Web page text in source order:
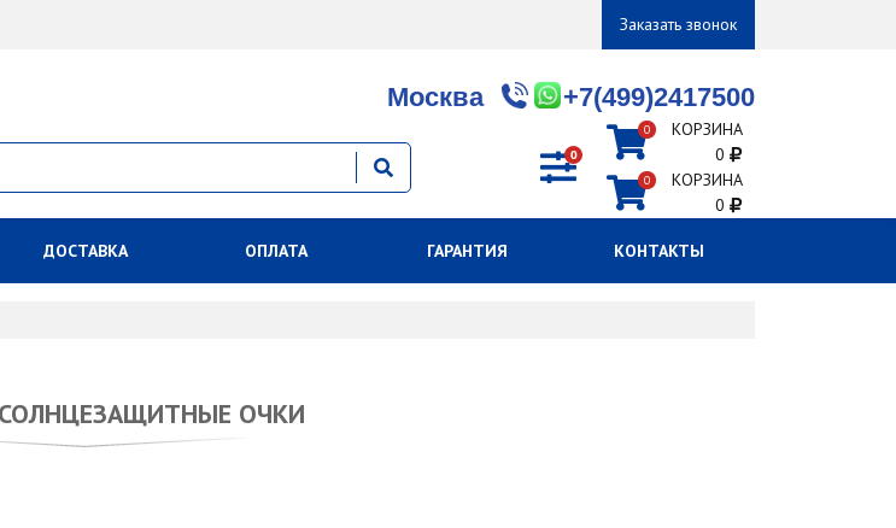
Заказать звонок
+7(499)2417500
Москва
0
0
КОРЗИНА
0
0
КОРЗИНА
0
ДОСТАВКА ОПЛАТА ГАРАНТИЯ КОНТАКТЫ
ОЧКИ